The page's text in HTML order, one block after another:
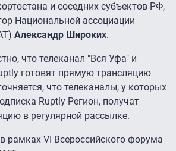
и соседних субъектов РФ,
Национальной ассоциации
Александр Широких.
что телеканал "Вся Уфа" и
готовят прямую трансляцию
что телеканалы, у которых
Ruptly Регион, получат
в регулярной рассылке.
рамках VI Всероссийского форума